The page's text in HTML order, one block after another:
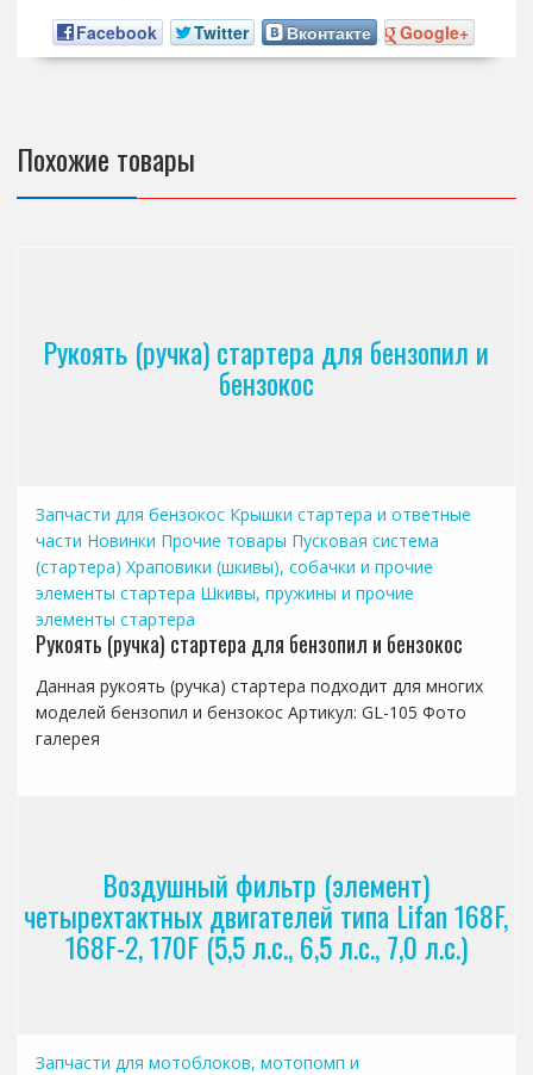
Facebook Twitter Вконтакте Google+
Похожие товары
Рукоять (ручка) стартера для бензопил и
бензокос
Запчасти для бензокос Крышки стартера и ответные
части Новинки Прочие товары Пусковая система
(стартера) Храповики (шкивы), собачки и прочие
элементы стартера Шкивы, пружины и прочие
элементы стартера
Рукоять (ручка) стартера для бензопил и бензокос
Данная рукоять (ручка) стартера подходит для многих
моделей бензопил и бензокос Артикул: GL-105 Фото
галерея
Воздушный фильтр (элемент)
четырехтактных двигателей типа Lifan 168F,
168F-2, 170F (5,5 л.с., 6,5 л.с., 7,0 л.с.)
Запчасти для мотоблоков, мотопомп и